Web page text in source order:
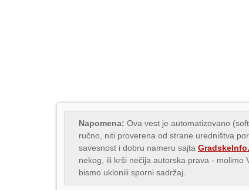
Napomena: Ova vest je automatizovano
ručno, niti proverena od strane uredništva
savesnost i dobru nameru sajta
nekog, ili krši nečija autorska prava - molimo
bismo uklonili sporni sadržaj.